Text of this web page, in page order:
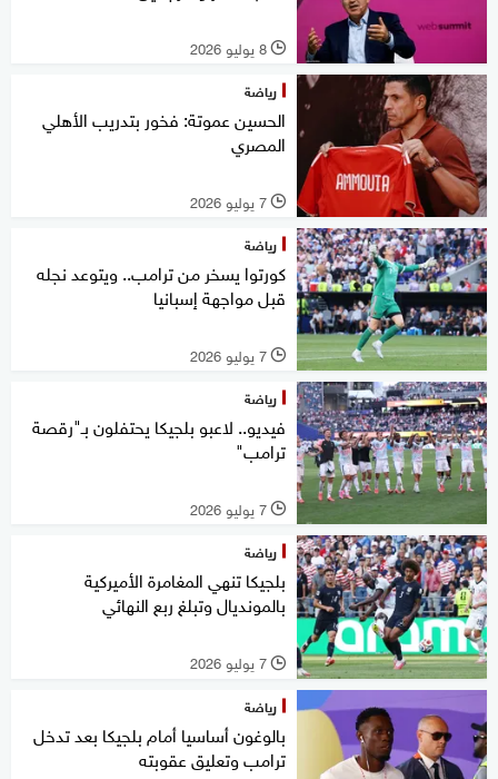
l 8 يوليو 2026
رياضة
الحسين عموتة: فخور بتدريب الأهلي
المصري
l 7 يوليو 2026
رياضة
كورتوا يسخر من ترامب.. ويتوعد نجله
قبل مواجهة إسبانيا
l 7 يوليو 2026
رياضة
فيديو.. لاعبو بلجيكا يحتفلون بـ"رقصة
ترامب"
l 7 يوليو 2026
رياضة
بلجيكا تنهي المغامرة الأميركية
بالمونديال وتبلغ ربع النهائي
l 7 يوليو 2026
رياضة
بالوغون أساسيا أمام بلجيكا بعد تدخل
ترامب وتعليق عقوبته